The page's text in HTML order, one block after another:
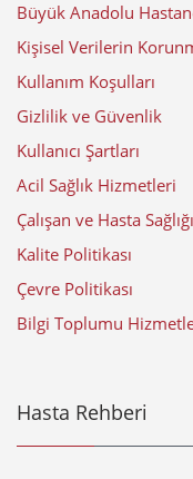
Büyük Anadolu
Kişisel Verilerin
Kullanım Koşulları
Gizlilik ve Güvenlik
Kullanıcı Şartları
Acil Sağlık Hizmetleri
Çalışan ve Hasta
Kalite Politikası
Çevre Politikası
Bilgi Toplumu
Hasta Rehberi